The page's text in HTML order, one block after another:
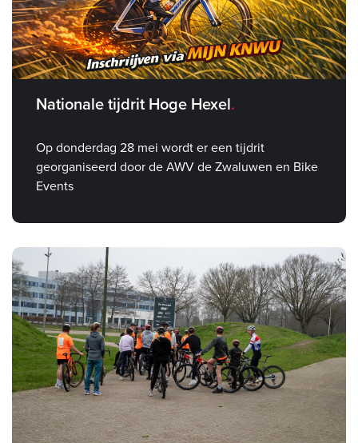
Nationale tijdrit Hoge Hexel
Op donderdag 28 mei wordt er een tijdrit
georganiseerd door de AWV de Zwaluwen en Bike
Events